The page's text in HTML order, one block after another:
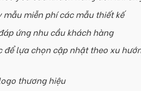
mẫu miễn phí các mẫu thiết kế
ứng nhu cầu khách hàng
để lựa chọn cập nhật theo xu
thương hiệu